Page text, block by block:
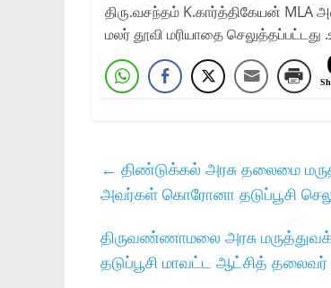
திரு.வசந்தம் K.கார்த்திகேயன்
மலர் தூவி மரியாதை செலுத்தப்பட்டது
← திண்டுக்கல்‌ அரசு தலைமை
அவர்கள்‌ கொரோனா தடுப்பூசி
திருவண்ணாமலை அரசு
தடுப்பூசி மாவட்ட ஆட்சித்‌